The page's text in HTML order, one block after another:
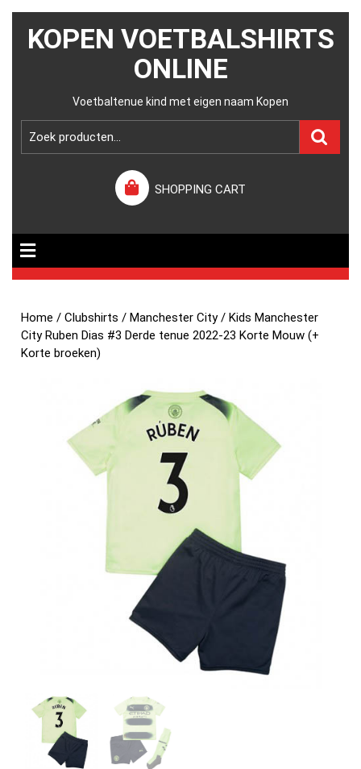
KOPEN VOETBALSHIRTS
ONLINE
Voetbaltenue kind met eigen naam Kopen
SHOPPING CART
Home /Clubshirts /Manchester City/ Kids Manchester
City Ruben Dias #3 Derde tenue 2022-23 Korte Mouw (+
Korte broeken)